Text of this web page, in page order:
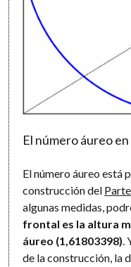
El número áureo
El número áureo está
construcción del
algunas medidas,
frontal es la altura
áureo (1,61803398).
de la construcción, la